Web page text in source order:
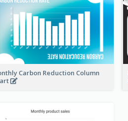
Carbon Reduction Column